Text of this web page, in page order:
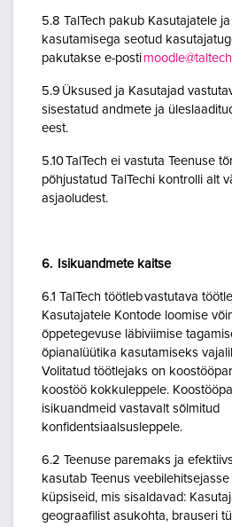
5.8 TalTech pakub Kasutajatele
kasutamisega seotud
pakutakse e-posti
5.9 Üksused ja Kasutajad
sisestatud andmete ja
eest.
5.10 TalTech ei vastuta Teenuse
põhjustatud TalTechi kontrolli alt
asjaoludest.
6. Isikuandmete kaitse
6.1 TalTech töötleb vastutava
Kasutajatele Kontode loomise
õppetegevuse läbiviimise
õpianalüütika kasutamiseks
Volitatud töötlejaks on
koostöö kokkuleppele.
isikuandmeid vastavalt sõlmitud
konfidentsiaalsusleppele.
6.2 Teenuse paremaks ja
kasutab Teenus
küpsiseid, mis sisaldavad:
geograafilist asukohta, brauseri